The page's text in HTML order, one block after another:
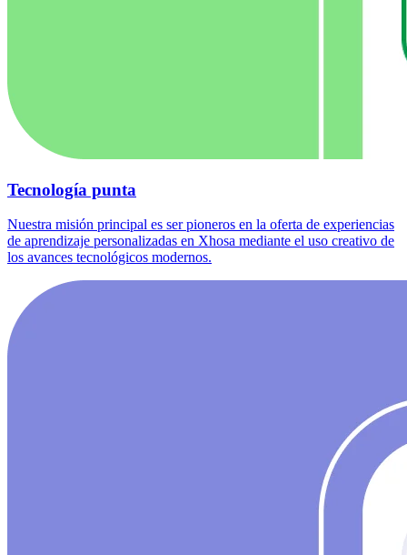
Tecnología punta
Nuestra misión principal es ser pioneros en la oferta de experiencias
de aprendizaje personalizadas en Xhosa mediante el uso creativo de
los avances tecnológicos modernos.